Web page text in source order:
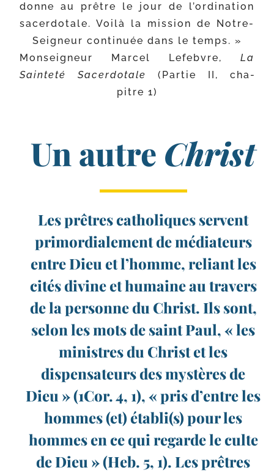
donne au prêtre le jour de l’ordination
sacer­do­tale. Voilà la mis­sion de Notre-​
Seigneur conti­nuée dans le temps. »
Monseigneur Marcel Lefebvre, La
Sainteté Sacerdotale
(Partie II, cha­
pitre 1)
Un autre Christ
Les prêtres catholiques servent
primordialement de médiateurs
entre Dieu et l’homme, reliant les
cités divine et humaine au travers
de la personne du Christ. Ils sont,
selon les mots de saint Paul, « les
ministres du Christ et les
dispensateurs des mystères de
Dieu » (1Cor. 4, 1), « pris d’entre les
hommes (et) établi(s) pour les
hommes en ce qui regarde le culte
de Dieu » (Heb. 5, 1). Les prêtres